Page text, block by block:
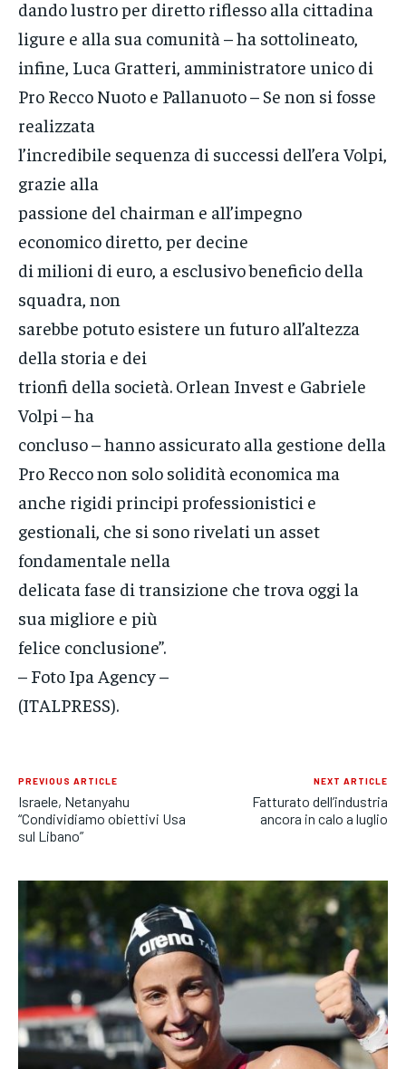
dando lustro per diretto riflesso alla cittadina
ligure e alla sua comunità – ha sottolineato,
infine, Luca Gratteri, amministratore unico di
Pro Recco Nuoto e Pallanuoto – Se non si fosse
realizzata
l’incredibile sequenza di successi dell’era Volpi,
grazie alla
passione del chairman e all’impegno
economico diretto, per decine
di milioni di euro, a esclusivo beneficio della
squadra, non
sarebbe potuto esistere un futuro all’altezza
della storia e dei
trionfi della società. Orlean Invest e Gabriele
Volpi – ha
concluso – hanno assicurato alla gestione della
Pro Recco non solo solidità economica ma
anche rigidi principi professionistici e
gestionali, che si sono rivelati un asset
fondamentale nella
delicata fase di transizione che trova oggi la
sua migliore e più
felice conclusione”.
– Foto Ipa Agency –
(ITALPRESS).
PREVIOUS ARTICLE
Israele, Netanyahu
“Condividiamo obiettivi Usa
sul Libano”
NEXT ARTICLE
Fatturato dell’industria
ancora in calo a luglio